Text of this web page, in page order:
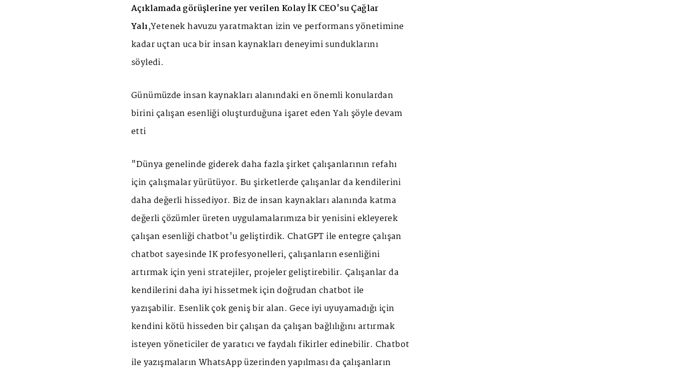
Açıklamada görüşlerine yer verilen Kolay İK CEO'su Çağlar
Yalı,Yetenek havuzu yaratmaktan izin ve performans yönetimine
kadar uçtan uca bir insan kaynakları deneyimi sunduklarını
söyledi.
Günümüzde insan kaynakları alanındaki en önemli konulardan
birini çalışan esenliği oluşturduğuna işaret eden Yalı şöyle devam
etti
"Dünya genelinde giderek daha fazla şirket çalışanlarının refahı
için çalışmalar yürütüyor. Bu şirketlerde çalışanlar da kendilerini
daha değerli hissediyor. Biz de insan kaynakları alanında katma
değerli çözümler üreten uygulamalarımıza bir yenisini ekleyerek
çalışan esenliği chatbot'u geliştirdik. ChatGPT ile entegre çalışan
chatbot sayesinde İK profesyonelleri, çalışanların esenliğini
artırmak için yeni stratejiler, projeler geliştirebilir. Çalışanlar da
kendilerini daha iyi hissetmek için doğrudan chatbot ile
yazışabilir. Esenlik çok geniş bir alan. Gece iyi uyuyamadığı için
kendini kötü hisseden bir çalışan da çalışan bağlılığını artırmak
isteyen yöneticiler de yaratıcı ve faydalı fikirler edinebilir. Chatbot
ile yazışmaların WhatsApp üzerinden yapılması da çalışanların